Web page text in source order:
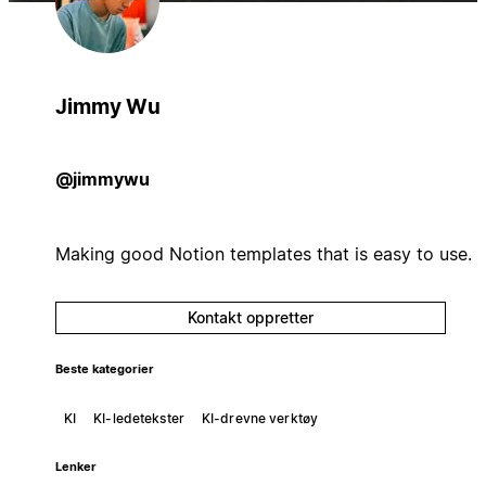
Jimmy Wu
@jimmywu
Making good Notion templates that is easy to use.
Kontakt oppretter
Beste kategorier
KI KI-ledetekster KI-drevne verktøy
Lenker